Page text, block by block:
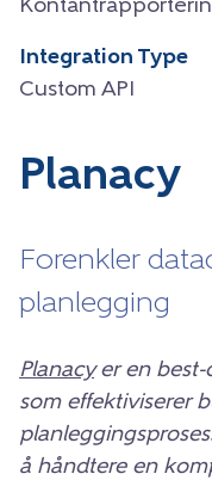
Integration Type
Custom API
Planacy
Forenkler
planlegging
Planacyer en best-
som effektiviserer
å håndtere en